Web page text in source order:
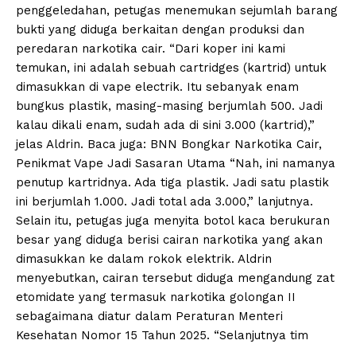
penggeledahan, petugas menemukan sejumlah barang
bukti yang diduga berkaitan dengan produksi dan
peredaran narkotika cair. “Dari koper ini kami
temukan, ini adalah sebuah cartridges (kartrid) untuk
dimasukkan di vape electrik. Itu sebanyak enam
bungkus plastik, masing-masing berjumlah 500. Jadi
kalau dikali enam, sudah ada di sini 3.000 (kartrid),”
jelas Aldrin. Baca juga: BNN Bongkar Narkotika Cair,
Penikmat Vape Jadi Sasaran Utama “Nah, ini namanya
penutup kartridnya. Ada tiga plastik. Jadi satu plastik
ini berjumlah 1.000. Jadi total ada 3.000,” lanjutnya.
Selain itu, petugas juga menyita botol kaca berukuran
besar yang diduga berisi cairan narkotika yang akan
dimasukkan ke dalam rokok elektrik. Aldrin
menyebutkan, cairan tersebut diduga mengandung zat
etomidate yang termasuk narkotika golongan II
sebagaimana diatur dalam Peraturan Menteri
Kesehatan Nomor 15 Tahun 2025. “Selanjutnya tim